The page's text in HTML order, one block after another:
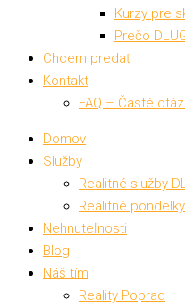
Kurzy pre
Prečo
Chcem predať
Kontakt
FAQ – Časté
Domov
Služby
Realitné služby
Realitné pondelky
Nehnuteľnosti
Blog
Náš tím
Reality Poprad